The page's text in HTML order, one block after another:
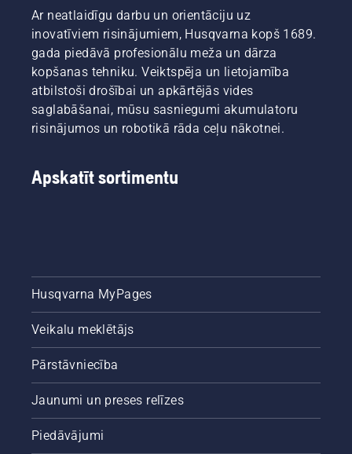
Ar neatlaidīgu darbu un orientāciju uz
inovatīviem risinājumiem, Husqvarna kopš 1689.
gada piedāvā profesionālu meža un dārza
kopšanas tehniku. Veiktspēja un lietojamība
atbilstoši drošībai un apkārtējās vides
saglabāšanai, mūsu sasniegumi akumulatoru
risinājumos un robotikā rāda ceļu nākotnei.
Apskatīt sortimentu
Husqvarna MyPages
Veikalu meklētājs
Pārstāvniecība
Jaunumi un preses relīzes
Piedāvājumi